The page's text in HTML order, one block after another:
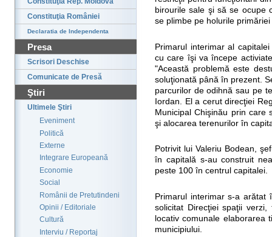
Constituţia României
Declaratia de Independenta
Presa
Scrisori Deschise
Comunicate de Presă
Ştiri
Ultimele Ştiri
Eveniment
Politică
Externe
Integrare Europeană
Economie
Social
Românii de Pretutindeni
Opinii / Editoriale
Cultură
Interviu / Reportaj
birourile sale şi să se ocupe
se plimbe pe holurile
Primarul interimar al
cu care îşi va începe
"Această problemă este
soluţionată până în prezent.
parcurilor de odihnă sau pe
Iordan. El a cerut direcţiei
Municipal Chişinău prin care
şi alocarea terenurilor în
Potrivit lui Valeriu Bodean,
în capitală s-au construit
peste 100 în centrul capitalei.
Primarul interimar s-a arătat
solicitat Direcţiei spaţii
locativ comunale
municipiului.